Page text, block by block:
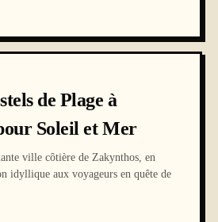
de Plage à
Soleil et Mer
ville côtière de Zakynthos, en
idyllique aux voyageurs en quête de